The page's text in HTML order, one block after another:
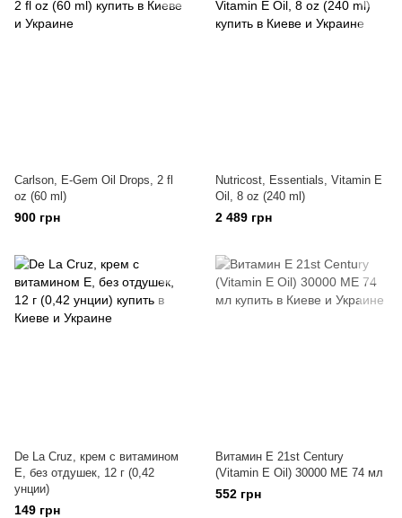
Carlson, E-Gem Oil Drops, 2 fl
oz (60 ml)
900 грн
Nutricost, Essentials, Vitamin E
Oil, 8 oz (240 ml)
2 489 грн
De La Cruz, крем с витамином
Е, без отдушек, 12 г (0,42
унции)
149 грн
Витамин Е 21st Century
(Vitamin E Oil) 30000 МЕ 74 мл
552 грн